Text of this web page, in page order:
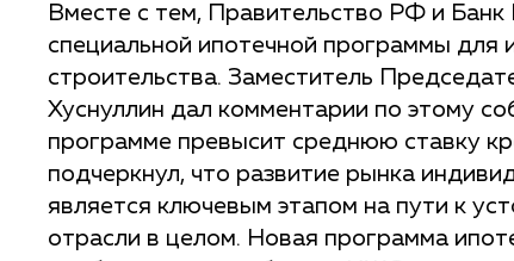
Вместе с тем, Правительство РФ и
специальной ипотечной программы для
строительства. Заместитель
Хуснуллин дал комментарии по этому
программе превысит среднюю ставку
подчеркнул, что развитие рынка
является ключевым этапом на пути к
отрасли в целом. Новая программа